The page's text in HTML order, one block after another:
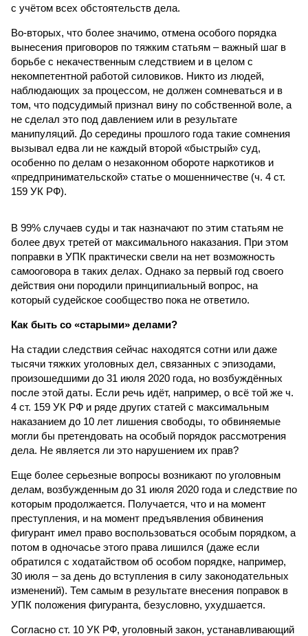
с учётом всех обстоятельств дела.
Во-вторых, что более значимо, отмена особого порядка
вынесения приговоров по тяжким статьям – важный шаг в
борьбе с некачественным следствием и в целом с
некомпетентной работой силовиков. Никто из людей,
наблюдающих за процессом, не должен сомневаться и в
том, что подсудимый признал вину по собственной воле, а
не сделал это под давлением или в результате
манипуляций. До середины прошлого года такие сомнения
вызывал едва ли не каждый второй «быстрый» суд,
особенно по делам о незаконном обороте наркотиков и
«предпринимательской» статье о мошенничестве (ч. 4 ст.
159 УК РФ).
В 99% случаев суды и так назначают по этим статьям не
более двух третей от максимального наказания. При этом
поправки в УПК практически свели на нет возможность
самооговора в таких делах. Однако за первый год своего
действия они породили принципиальный вопрос, на
который судейское сообщество пока не ответило.
Как быть со «старыми» делами?
На стадии следствия сейчас находятся сотни или даже
тысячи тяжких уголовных дел, связанных с эпизодами,
произошедшими до 31 июля 2020 года, но возбуждённых
после этой даты. Если речь идёт, например, о всё той же ч.
4 ст. 159 УК РФ и ряде других статей с максимальным
наказанием до 10 лет лишения свободы, то обвиняемые
могли бы претендовать на особый порядок рассмотрения
дела. Не является ли это нарушением их прав?
Еще более серьезные вопросы возникают по уголовным
делам, возбужденным до 31 июля 2020 года и следствие по
которым продолжается. Получается, что и на момент
преступления, и на момент предъявления обвинения
фигурант имел право воспользоваться особым порядком, а
потом в одночасье этого права лишился (даже если
обратился с ходатайством об особом порядке, например,
30 июля – за день до вступления в силу законодательных
изменений). Тем самым в результате внесения поправок в
УПК положения фигуранта, безусловно, ухудшается.
Согласно ст. 10 УК РФ, уголовный закон, устанавливающий